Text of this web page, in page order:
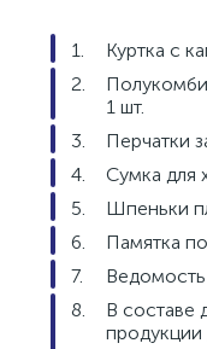
Куртка с
1 шт.
Перчатки
Сумка для
Шпеньки
Памятка
В составе
продукции